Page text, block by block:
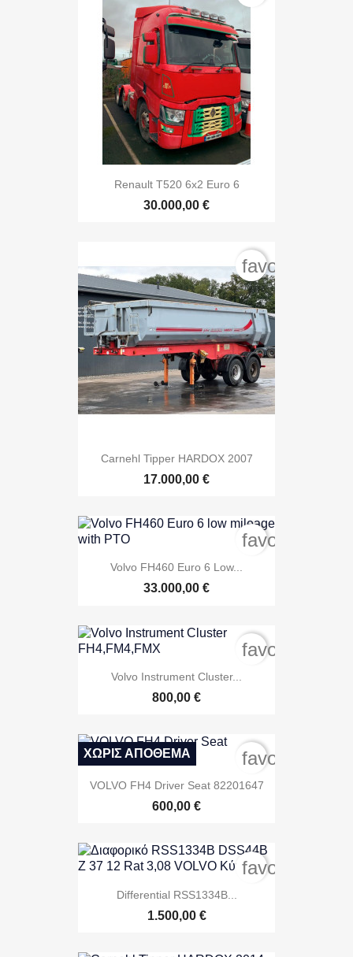
Renault T520 6x2 Euro 6
30.000,00 €
Carnehl Tipper HARDOX 2007
17.000,00 €
Volvo FH460 Euro 6 Low...
33.000,00 €
Volvo Instrument Cluster...
800,00 €
VOLVO FH4 Driver Seat 82201647
600,00 €
ΧΩΡΊΣ ΑΠΌΘΕΜΑ
Differential RSS1334B...
1.500,00 €